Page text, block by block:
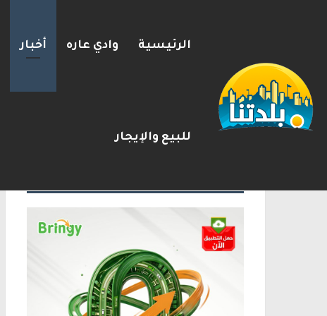
الرئيسية وادي عاره أخبار
للبيع والإيجار
2026-08-08 شريط الأخبار